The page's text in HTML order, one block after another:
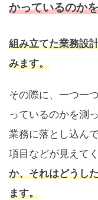
かっているのか
組み立てた業務設
みます。
その際に、一つ一
っているのかを測
業務に落とし込ん
項目などが見えてく
か、それはどうし
ます。